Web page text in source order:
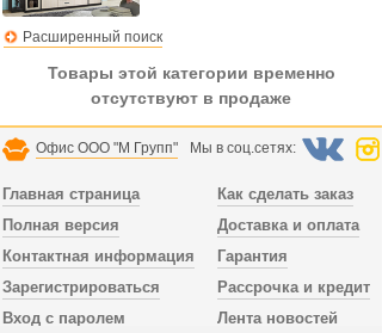
Расширенный поиск
Товары этой категории временно
отсутствуют в продаже
Офис ООО "М Групп" Мы в соц.сетях:
Главная страница
Полная версия
Контактная информация
Зарегистрироваться
Вход с паролем
Как сделать заказ
Доставка и оплата
Гарантия
Рассрочка и кредит
Лента новостей